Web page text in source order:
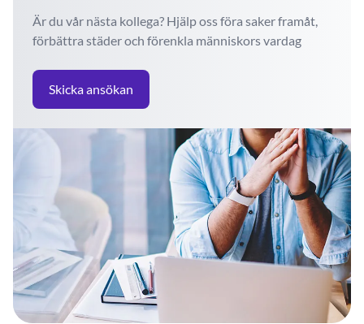
Är du vår nästa kollega? Hjälp oss föra saker framåt,
förbättra städer och förenkla människors vardag
Skicka ansökan